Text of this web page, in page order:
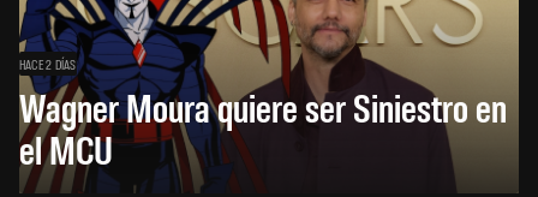
HACE 2 DÍAS
Wagner Moura quiere ser Siniestro en
el MCU